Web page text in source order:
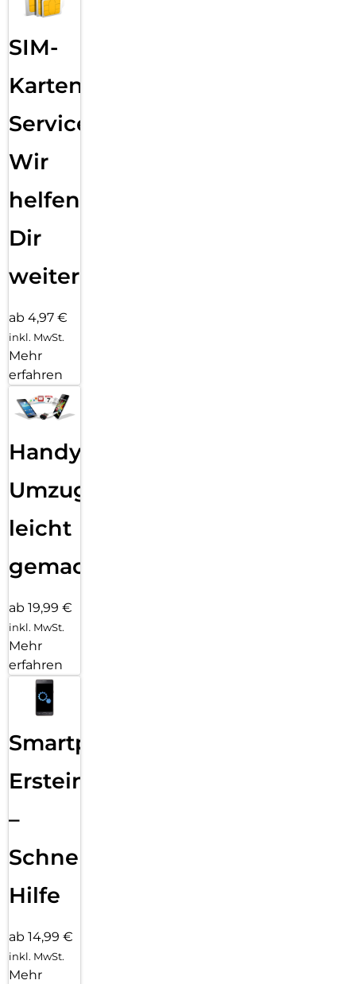
SIM-
Karten
Service:
Wir
helfen
Dir
weiter
ab 4,97 €
inkl. MwSt.
Mehr
erfahren
Handy
Umzug
leicht
gemacht!
ab 19,99 €
inkl. MwSt.
Mehr
erfahren
Smartphone
Ersteinrichtung
–
Schnelle
Hilfe
ab 14,99 €
inkl. MwSt.
Mehr